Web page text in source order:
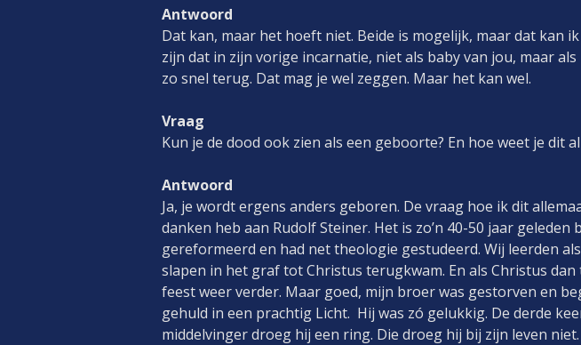
Antwoord
Dat kan, maar het hoeft niet. Beide is mogelijk, maar dat kan
zijn dat in zijn vorige incarnatie, niet als baby van jou, maar
zo snel terug. Dat mag je wel zeggen. Maar het kan wel.
Vraag
Kun je de dood ook zien als een geboorte? En hoe weet je dit
Antwoord
Ja, je wordt ergens anders geboren. De vraag hoe ik dit
danken heb aan Rudolf Steiner. Het is zo’n 40-50 jaar
gereformeerd en had net theologie gestudeerd. Wij leerden
slapen in het graf tot Christus terugkwam. En als Christus
feest weer verder. Maar goed, mijn broer was gestorven en
gehuld in een prachtig Licht. Hij was zó gelukkig. De derde
middelvinger droeg hij een ring. Die droeg hij bij zijn leven